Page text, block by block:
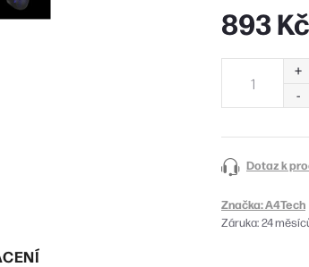
893 Kč
Dotaz k
Značka:A4Tech
Záruka:24